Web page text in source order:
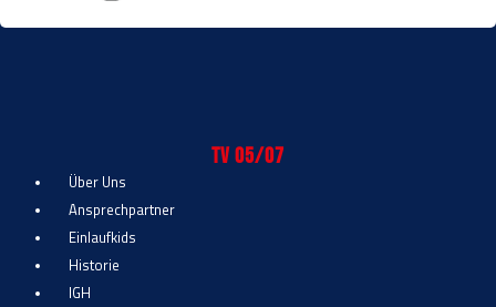
TV 05/07
Über Uns
Ansprechpartner
Einlaufkids
Historie
IGH